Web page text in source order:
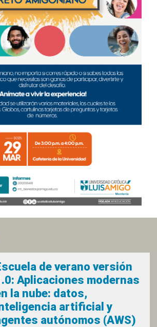
de verano versión
Aplicaciones modernas
la nube: datos,
artificial y
autónomos (AWS)